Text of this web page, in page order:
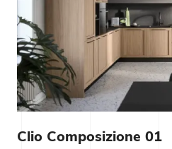
Clio Composizione 01